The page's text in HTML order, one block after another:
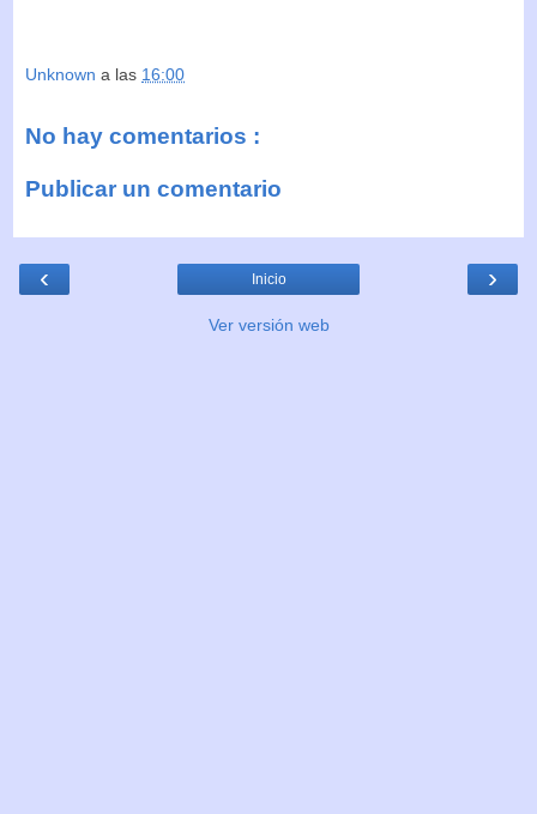
Unknown a las 16:00
No hay comentarios :
Publicar un comentario
‹ ›
Inicio
Ver versión web